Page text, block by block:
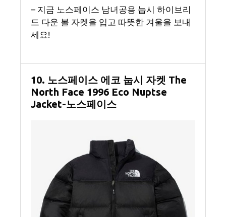
– 지금 노스페이스 남녀공용 눕시 하이브리
드 다운 볼 자켓을 입고 따뜻한 겨울을 보내
세요!
10. 노스페이스 에코 눕시 자켓 The
North Face 1996 Eco Nuptse
Jacket-노스페이스